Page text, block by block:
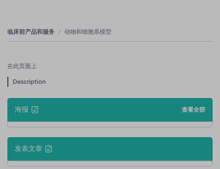
临床前产品和服务 动物和细胞系模型
在此页面上
Description
海报 查看全部
发表文章